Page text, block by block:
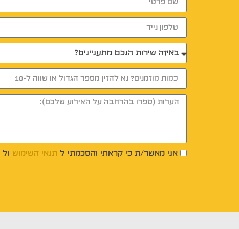
אני מאשר/ת כי קראתי והסכמתי ל תנאי השימוש ול